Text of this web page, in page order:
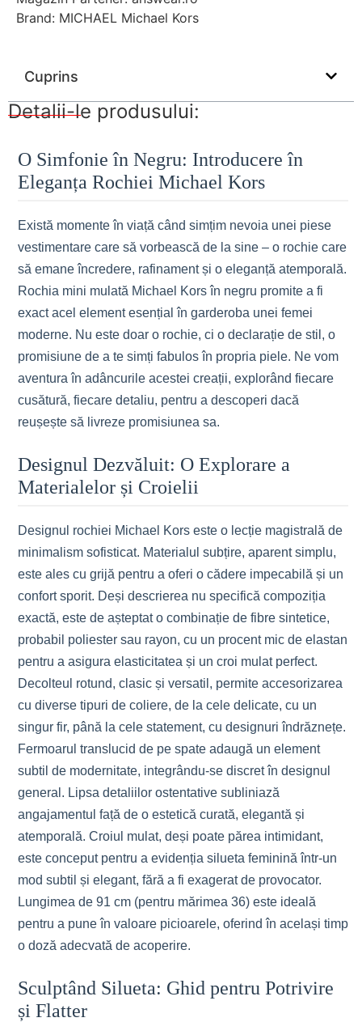
Brand: MICHAEL Michael Kors
Cuprins
Detalii-le produsului:
O Simfonie în Negru: Introducere în
Eleganța Rochiei Michael Kors
Există momente în viață când simțim nevoia unei piese
vestimentare care să vorbească de la sine – o rochie care
să emane încredere, rafinament și o eleganță atemporală.
Rochia mini mulată Michael Kors în negru promite a fi
exact acel element esențial în garderoba unei femei
moderne. Nu este doar o rochie, ci o declarație de stil, o
promisiune de a te simți fabulos în propria piele. Ne vom
aventura în adâncurile acestei creații, explorând fiecare
cusătură, fiecare detaliu, pentru a descoperi dacă
reușește să livreze promisiunea sa.
Designul Dezvăluit: O Explorare a
Materialelor și Croielii
Designul rochiei Michael Kors este o lecție magistrală de
minimalism sofisticat. Materialul subțire, aparent simplu,
este ales cu grijă pentru a oferi o cădere impecabilă și un
confort sporit. Deși descrierea nu specifică compoziția
exactă, este de așteptat o combinație de fibre sintetice,
probabil poliester sau rayon, cu un procent mic de elastan
pentru a asigura elasticitatea și un croi mulat perfect.
Decolteul rotund, clasic și versatil, permite accesorizarea
cu diverse tipuri de coliere, de la cele delicate, cu un
singur fir, până la cele statement, cu designuri îndrăznețe.
Fermoarul translucid de pe spate adaugă un element
subtil de modernitate, integrându-se discret în designul
general. Lipsa detaliilor ostentative subliniază
angajamentul față de o estetică curată, elegantă și
atemporală. Croiul mulat, deși poate părea intimidant,
este conceput pentru a evidenția silueta feminină într-un
mod subtil și elegant, fără a fi exagerat de provocator.
Lungimea de 91 cm (pentru mărimea 36) este ideală
pentru a pune în valoare picioarele, oferind în același timp
o doză adecvată de acoperire.
Sculptând Silueta: Ghid pentru Potrivire
și Flatter